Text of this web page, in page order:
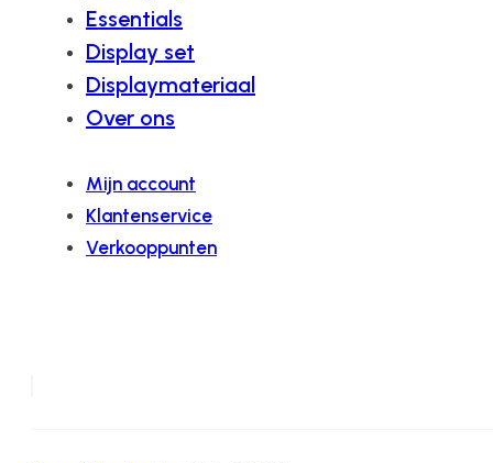
Essentials
Display set
Displaymateriaal
Over ons
Mijn account
Klantenservice
Verkooppunten